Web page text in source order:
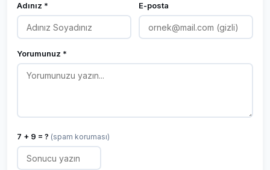
Adınız * E-posta
Yorumunuz *
7 + 9 = ? (spam koruması)